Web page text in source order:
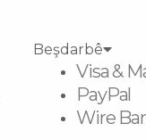
Beşdarbê
Visa &
PayPal
Wire